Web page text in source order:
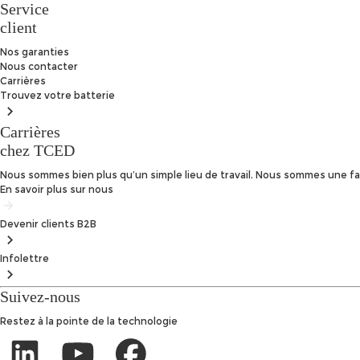
Service
client
Nos garanties
Nous contacter
Carrières
Trouvez votre batterie
Carrières
chez TCED
Nous sommes bien plus qu’un simple lieu de travail. Nous sommes une
En savoir plus sur nous
Devenir clients B2B
Infolettre
Suivez-nous
Restez à la pointe de la technologie